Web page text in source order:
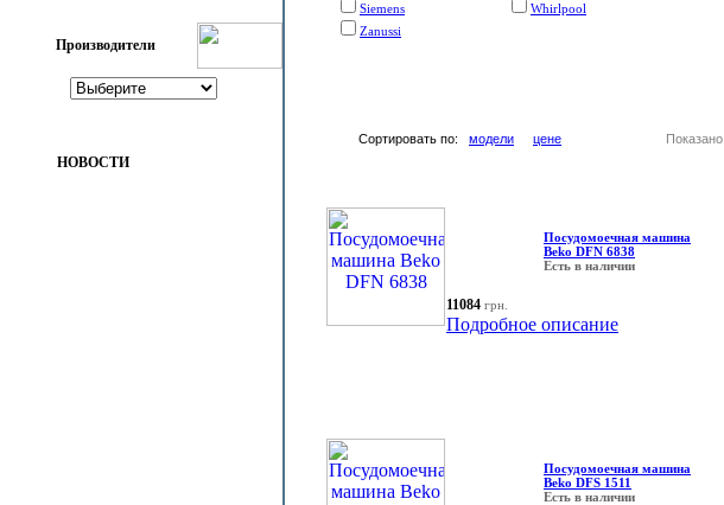
Производители
НОВОСТИ
Siemens
Whirlpool
Zanussi
Сортировать по: модели цене Показано
Посудомоечная машина
Beko DFN 6838
Есть в наличии
11084 грн.
Подробное описание
Посудомоечная машина
Beko DFS 1511
Есть в наличии